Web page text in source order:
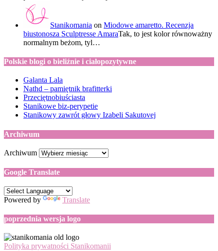
Stanikomania on Miodowe amaretto. Recenzja
biustonosza Sculptresse AmaraTak, to jest kolor równoważny
normalnym beżom, tyl…
Polskie blogi o bieliźnie i ciałopozytywne
Galanta Lala
Nathd – pamiętnik brafitterki
Przeciętnobiuściasta
Stanikowe biz-perypetie
Stanikowy zawrót głowy Izabeli Sakutovej
Archiwum
Archiwum
Google Translate
Powered by Translate
poprzednia wersja logo
Polityka prywatności Stanikomanii